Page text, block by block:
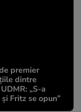
premier
dintre
„S-a
Fritz se opun”